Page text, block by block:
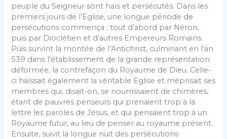
peuple du Seigneur sont haïs et persécutés. Dans les
premiers jours de l’Eglise, une longue période de
persécutions commença ; tout d’abord par Néron,
puis par Dioclétien et d’autres Empereurs Romains.
Puis survint la montée de l’Antichrist, culminant en l’an
539 dans l’établissement de la grande représentation
déformée, la contrefaçon du Royaume de Dieu. Celle-
ci haïssait également la véritable Eglise et méprisait ses
membres qui, disait-on, se nourrissaient de chimères,
étant de pauvres penseurs qui prenaient trop à la
lettre les paroles de Jésus, et qui pensaient trop à un
Royaume futur, au lieu de penser au royaume présent.
Ensuite, suivit la longue nuit des persécutions